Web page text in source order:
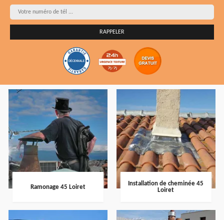
Ramonage 45 Loiret
Installation de cheminée 45
Loiret